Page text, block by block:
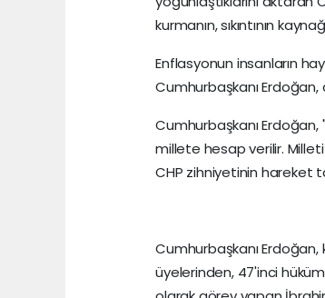
kurmanın, sıkıntının
Enflasyonun insanların
Cumhurbaşkanı Erdoğan,
Cumhurbaşkanı
millete hesap verilir.
CHP zihniyetinin hareket
Cumhurbaşkanı Erdoğan,
üyelerinden, 47'inci